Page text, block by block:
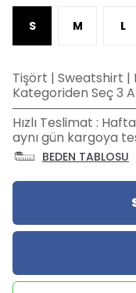
S M L
Tişört | Sweatshirt |
Kategoriden Seç 3
Hızlı Teslimat :
aynı gün kargoya
BEDEN TABLOSU